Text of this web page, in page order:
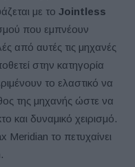
με το Jointless
που εμπνέουν
από αυτές τις μηχανές
στην κατηγορία
το ελαστικό να
της μηχανής ώστε να
και δυναμικό χειρισμό.
Meridian το πετυχαίνει